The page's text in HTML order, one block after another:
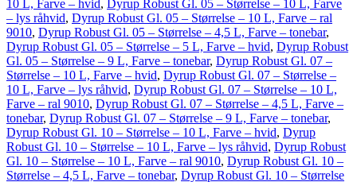
10 L, Farve – hvid,
Dyrup Robust Gl. 05 – Størrelse – 10 L, Farve
– lys råhvid, Dyrup Robust Gl. 05 – Størrelse – 10 L, Farve – ral
9010, Dyrup Robust Gl. 05 – Størrelse – 4,5 L, Farve – tonebar,
Dyrup Robust Gl. 05 – Størrelse – 5 L, Farve – hvid, Dyrup Robust
Gl. 05 – Størrelse – 9 L, Farve – tonebar, Dyrup Robust Gl. 07 –
Størrelse – 10 L, Farve – hvid, Dyrup Robust Gl. 07 – Størrelse –
10 L, Farve – lys råhvid, Dyrup Robust Gl. 07 – Størrelse – 10 L,
Farve – ral 9010, Dyrup Robust Gl. 07 – Størrelse – 4,5 L, Farve –
tonebar, Dyrup Robust Gl. 07 – Størrelse – 9 L, Farve – tonebar,
Dyrup Robust Gl. 10 – Størrelse – 10 L, Farve – hvid, Dyrup
Robust Gl. 10 – Størrelse – 10 L, Farve – lys råhvid, Dyrup Robust
Gl. 10 – Størrelse – 10 L, Farve – ral 9010, Dyrup Robust Gl. 10 –
Størrelse – 4,5 L, Farve – tonebar, Dyrup Robust Gl. 10 – Størrelse